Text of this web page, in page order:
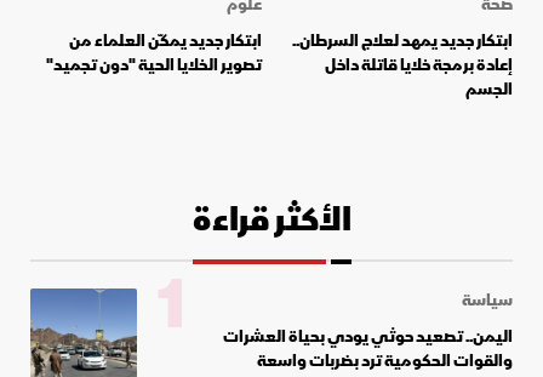
ابتكار جديد يمهد لعلاج السرطان..
إعادة برمجة خلايا قاتلة داخل
الجسم
ابتكار جديد يمكّن العلماء من
تصوير الخلايا الحية "دون تجميد"
الأكثر قراءة
سياسة
اليمن.. تصعيد حوثي يودي بحياة العشرات
والقوات الحكومية ترد بضربات واسعة
1